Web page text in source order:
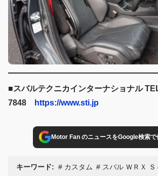
■スバルテクニカインターナショナル
7848
https://www.sti.jp
Motor Fan のニュースをGoogle検索で
キーワード: カスタム スバル ＷＲＸ Ｓ